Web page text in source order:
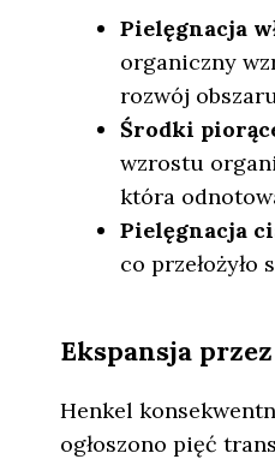
Pielęgnacja
organiczny
rozwój
Środki
wzrostu
która
Pielęgnacja
co przełożyło
Ekspansja
Henkel
ogłoszono pięć